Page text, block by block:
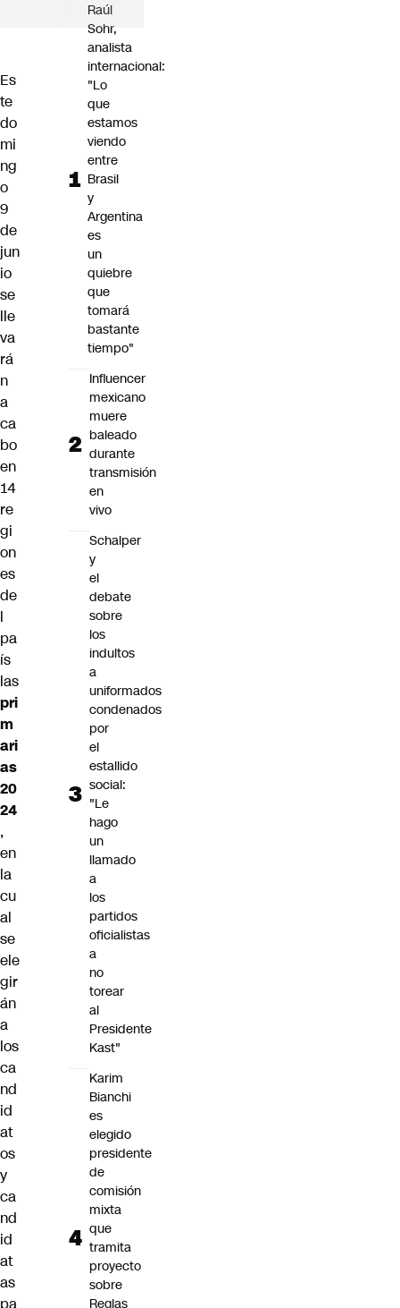
Es
te
do
mi
ng
o
9
de
jun
io
se
lle
va
rá
n
a
ca
bo
en
14
re
gi
on
es
de
l
pa
ís
las
pri
m
ari
as
20
24
,
en
la
cu
al
se
ele
gir
án
a
los
ca
nd
id
at
os
y
ca
nd
id
at
as
Raúl
Sohr,
analista
internacional:
"Lo
que
estamos
viendo
entre
Brasil
y
Argentina
es
un
quiebre
que
tomará
bastante
tiempo"
Influencer
mexicano
muere
baleado
durante
transmisión
en
vivo
Schalper
y
el
debate
sobre
los
indultos
a
uniformados
condenados
por
el
estallido
social:
"Le
hago
un
llamado
a
los
partidos
oficialistas
a
no
torear
al
Presidente
Kast"
Karim
Bianchi
es
elegido
presidente
de
comisión
mixta
que
tramita
proyecto
sobre
Reglas